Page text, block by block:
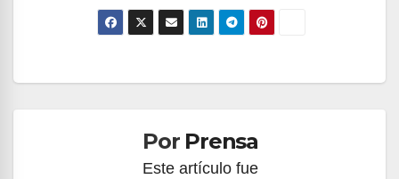
Navegación
entradasPor Prensa
Este artículo fue